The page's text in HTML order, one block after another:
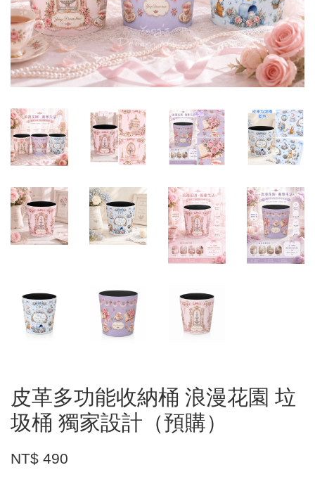
皮革多功能收納桶 浪漫花園 垃
圾桶 獨家設計（預購）
NT$ 490